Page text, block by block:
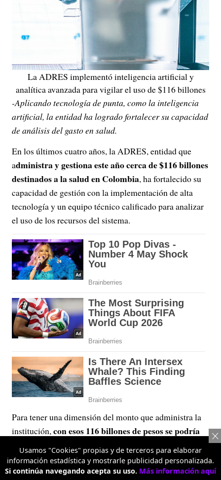
La ADRES implementó inteligencia artificial y
analítica avanzada para vigilar el uso de $116 billones
-Aplicando tecnología de punta, como la inteligencia
artificial, la entidad ha logrado fortalecer su capacidad
de análisis del gasto en salud.
En los últimos cuatro años, la ADRES, entidad que
administra y gestiona este año cerca de $116 billones
destinados a la salud en Colombia, ha fortalecido su
capacidad de gestión con la implementación de alta
tecnología y un equipo técnico calificado para analizar
el uso de los recursos del sistema.
Para tener una dimensión del monto que administra la
institución,con esos 116 billones de pesos se podría
construir más de cuatro veces el metro de Bogotá o
financiar 2,6 ciudades del tamaño de la capital del
país.
Usamos "Cookies" propias y de terceros para elaborar
información estadística y mostrarle publicidad personalizada.
Si continúa navegando acepta su uso. Más información aquí